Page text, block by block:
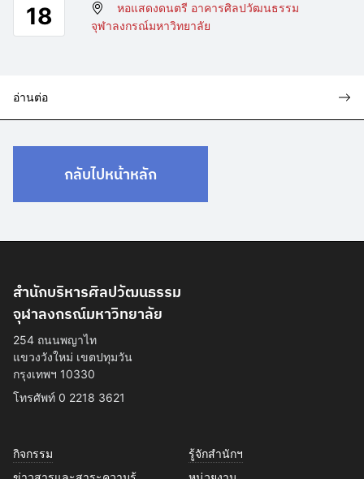
18
หอแสดงดนตรี อาคารศิลปวัฒนธรรม
จุฬาลงกรณ์มหาวิทยาลัย
อ่านต่อ
กลับไปหน้าหลัก
สำนักบริหารศิลปวัฒนธรรม
จุฬาลงกรณ์มหาวิทยาลัย
254 ถนนพญาไท
แขวงวังใหม่ เขตปทุมวัน
กรุงเทพฯ 10330
โทรศัพท์ 0 2218 3621
กิจกรรม
รู้จักสำนักฯ